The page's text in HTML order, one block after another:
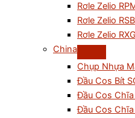
Rơle Zelio
Rơle Zelio RSB
Rơle Zelio RXG
China
Chụp Nhựa
Đầu Cos Bít
Đầu Cos Chĩa
Đầu Cos Chĩa